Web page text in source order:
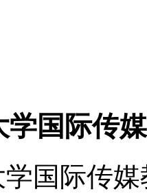
学国际传
国际传媒